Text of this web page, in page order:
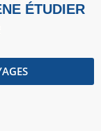
ÉTUDIER